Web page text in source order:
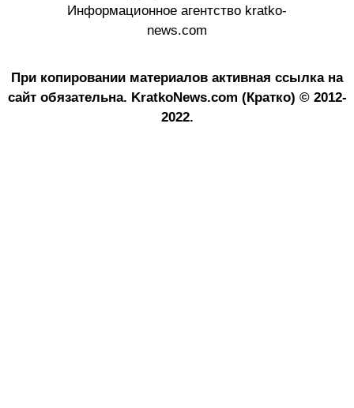
Информационное агентство kratko-
news.com
При копировании материалов активная ссылка на
сайт обязательна. KratkoNews.com (Кратко) © 2012-
2022.